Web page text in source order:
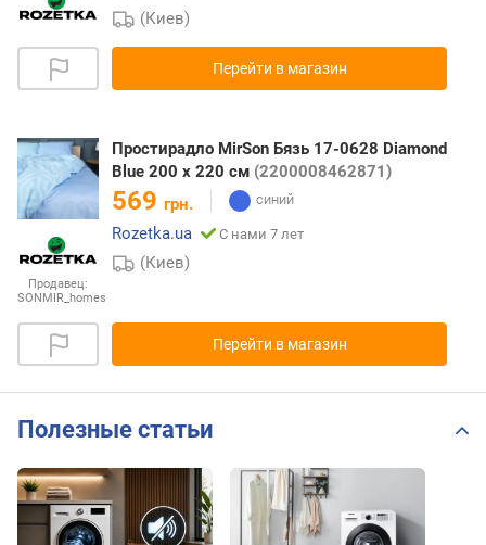
(Киев)
Перейти в магазин
Продавец:
SONMIR_homes
Простирадло MirSon Бязь 17-0628 Diamond
Blue 200 х 220 см (2200008462871)
569 грн.
Rozetka.ua
С нами 7 лет
(Киев)
Перейти в магазин
Полезные статьи